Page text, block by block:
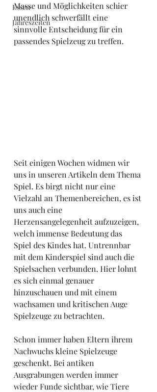
Essen
Jahreszeiten
Masse und Möglichkeiten schier
unendlich schwerfällt eine
sinnvolle Entscheidung für ein
passendes Spielzeug zu treffen.
Seit einigen Wochen widmen wir
uns in unseren Artikeln dem Thema
Spiel. Es birgt nicht nur eine
Vielzahl an Themenbereichen, es ist
uns auch eine
Herzensangelegenheit aufzuzeigen,
welch immense Bedeutung das
Spiel des Kindes hat. Untrennbar
mit dem Kinderspiel sind auch die
Spielsachen verbunden. Hier lohnt
es sich einmal genauer
hinzuschauen und mit einem
wachsamen und kritischen Auge
Spielzeuge zu betrachten.
Schon immer haben Eltern ihrem
Nachwuchs kleine Spielzeuge
geschenkt. Bei antiken
Ausgrabungen werden immer
wieder Funde sichtbar, wie Tiere